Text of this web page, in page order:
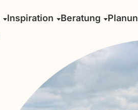
Inspiration Beratung